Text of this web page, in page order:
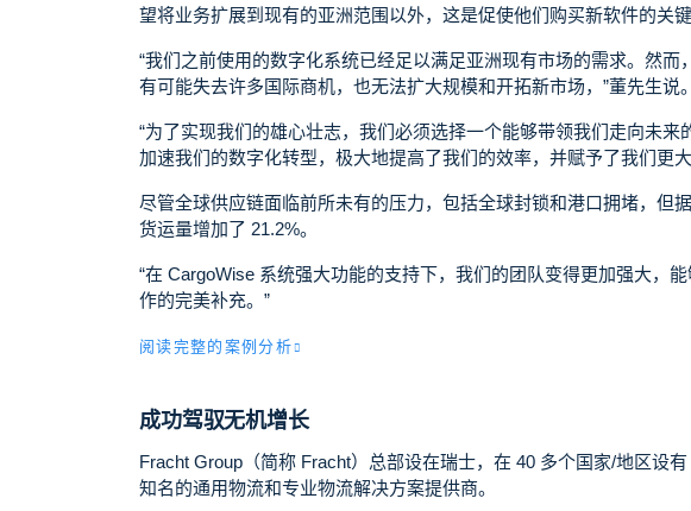
望将业务扩展到现有的亚洲范围以外，这是促使他们购买新软件的关键
“我们之前使用的数字化系统已经足以满足亚洲现有市场的需求。然
有可能失去许多国际商机，也无法扩大规模和开拓新市场，”董先生说
“为了实现我们的雄心壮志，我们必须选择一个能够带领我们走向未
加速我们的数字化转型，极大地提高了我们的效率，并赋予了我们更
尽管全球供应链面临前所未有的压力，包括全球封锁和港口拥堵，但
货运量增加了 21.2%。
“在 CargoWise 系统强大功能的支持下，我们的团队变得更加强大
作的完美补充。”
阅读完整的案例分析
成功驾驭无机增长
Fracht Group（简称 Fracht）总部设在瑞士，在 40 多个国家/地区设
知名的通用物流和专业物流解决方案提供商。